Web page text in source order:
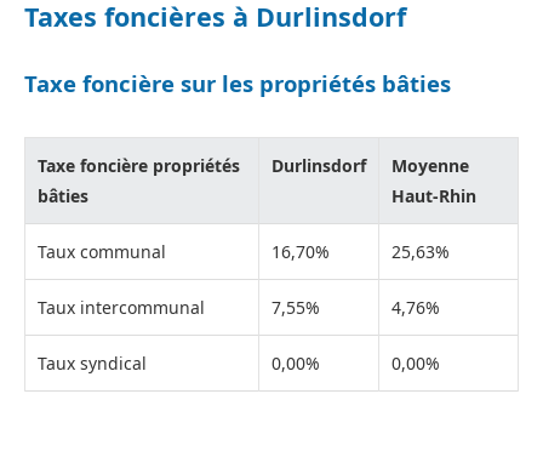
Taxes foncières à Durlinsdorf
Taxe foncière sur les propriétés bâties
Taxe foncière propriétés
bâties
Durlinsdorf
Moyenne
Haut-Rhin
Taux communal 16,70% 25,63%
Taux intercommunal 7,55% 4,76%
Taux syndical 0,00% 0,00%